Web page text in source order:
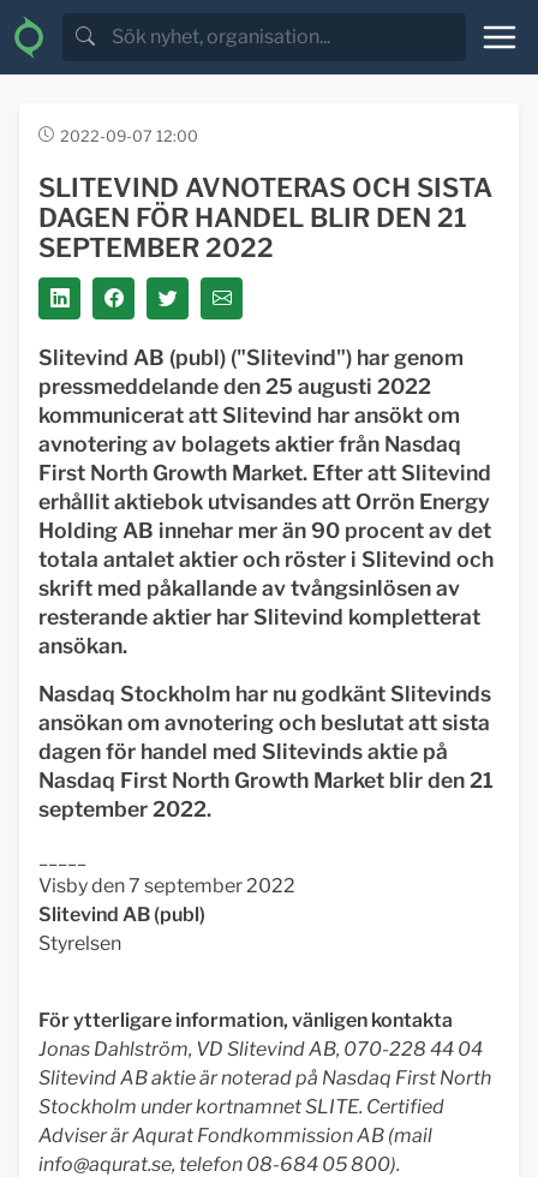
2022-09-07 12:00
SLITEVIND AVNOTERAS OCH SISTA
DAGEN FÖR HANDEL BLIR DEN 21
SEPTEMBER 2022
Slitevind AB (publ) ("Slitevind") har genom
pressmeddelande den 25 augusti 2022
kommunicerat att Slitevind har ansökt om
avnotering av bolagets aktier från Nasdaq
First North Growth Market. Efter att Slitevind
erhållit aktiebok utvisandes att Orrön Energy
Holding AB innehar mer än 90 procent av det
totala antalet aktier och röster i Slitevind och
skrift med påkallande av tvångsinlösen av
resterande aktier har Slitevind kompletterat
ansökan.
Nasdaq Stockholm har nu godkänt Slitevinds
ansökan om avnotering och beslutat att sista
dagen för handel med Slitevinds aktie på
Nasdaq First North Growth Market blir den 21
september 2022.
Visby den 7 september 2022
Slitevind AB (publ)
Styrelsen
För ytterligare information, vänligen kontakta
Jonas Dahlström, VD Slitevind AB, 070-228 44 04
Slitevind AB aktie är noterad på Nasdaq First North
Stockholm under kortnamnet SLITE. Certified
Adviser är Aqurat Fondkommission AB (mail
info@aqurat.se, telefon 08-684 05 800).